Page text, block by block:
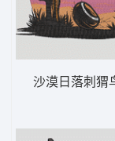
沙漠日落刺猬